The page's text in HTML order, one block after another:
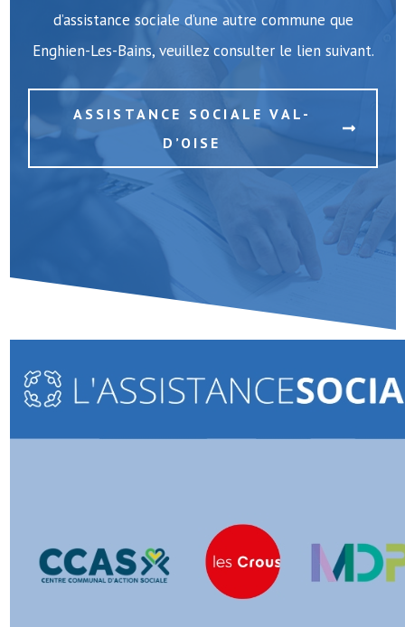
d’assistance sociale d’une autre commune que
Enghien-Les-Bains, veuillez consulter le lien suivant.
ASSISTANCE SOCIALE VAL-
D’OISE